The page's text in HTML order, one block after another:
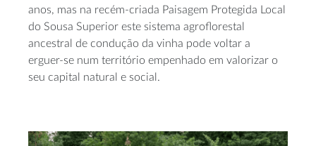
anos, mas na recém-criada Paisagem Protegida Local
do Sousa Superior este sistema agroflorestal
ancestral de condução da vinha pode voltar a
erguer-se num território empenhado em valorizar o
seu capital natural e social.